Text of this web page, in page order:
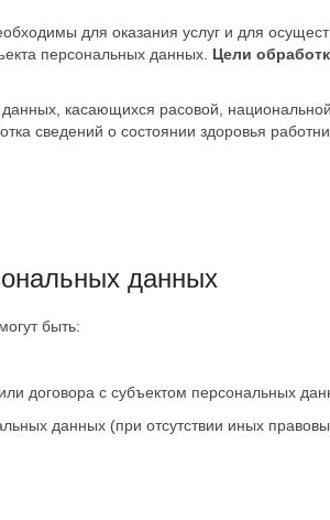
для оказания услуг и для
персональных данных. Цели
касающихся расовой, национальной
сведений о состоянии здоровья
данных
быть:
договора с субъектом персональных
данных (при отсутствии иных